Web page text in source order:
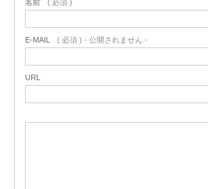
名前 ( 必須 )
E-MAIL ( 必須 ) - 公開されません -
URL